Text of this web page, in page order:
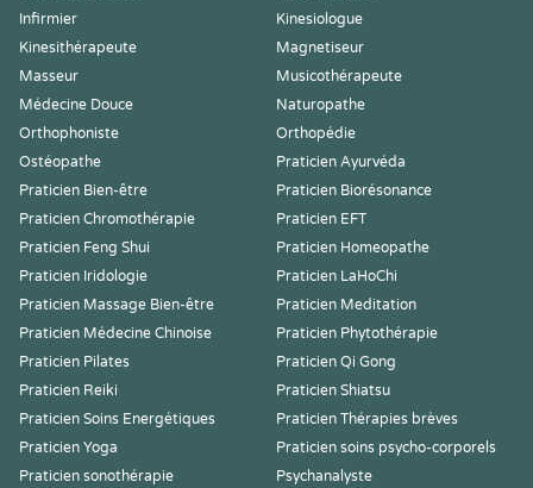
Infirmier
Kinesiologue
Kinesithérapeute
Magnetiseur
Masseur
Musicothérapeute
Médecine Douce
Naturopathe
Orthophoniste
Orthopédie
Ostéopathe
Praticien Ayurvéda
Praticien Bien-être
Praticien Biorésonance
Praticien Chromothérapie
Praticien EFT
Praticien Feng Shui
Praticien Homeopathe
Praticien Iridologie
Praticien LaHoChi
Praticien Massage Bien-être
Praticien Meditation
Praticien Médecine Chinoise
Praticien Phytothérapie
Praticien Pilates
Praticien Qi Gong
Praticien Reiki
Praticien Shiatsu
Praticien Soins Energétiques
Praticien Thérapies brèves
Praticien Yoga
Praticien soins psycho-corporels
Praticien sonothérapie
Psychanalyste